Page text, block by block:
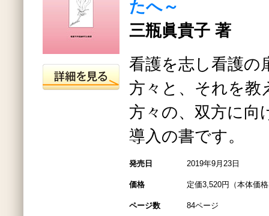
たへ～
三瓶眞貴子 著
看護を志し看護の
方々と、それを教
方々の、双方に向
導入の書です。
発売日 2019年9月23日
価格 定価3,520円（本体価
ページ数 84ページ